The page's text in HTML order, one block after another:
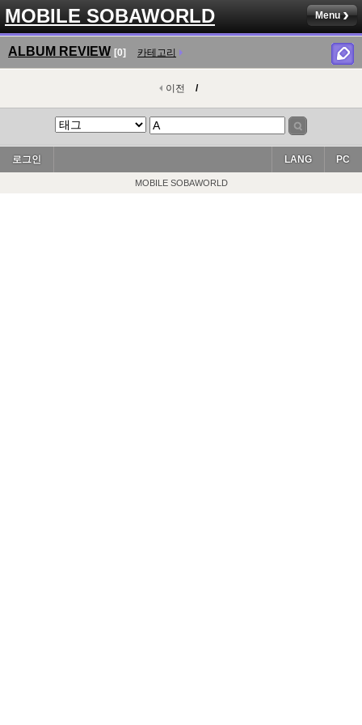
MOBILE SOBAWORLD Menu
ALBUM REVIEW [0] 카테고리
이전 /
로그인 PC
LANG
MOBILE SOBAWORLD